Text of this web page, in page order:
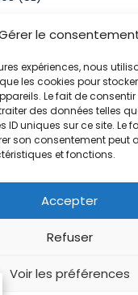
le
expériences, nous
les cookies pour
Le fait de
des données telles
ID uniques sur ce site. Le
son consentement peut
et fonctions.
Accepter
Refuser
Voir les préférences
de vente
Down